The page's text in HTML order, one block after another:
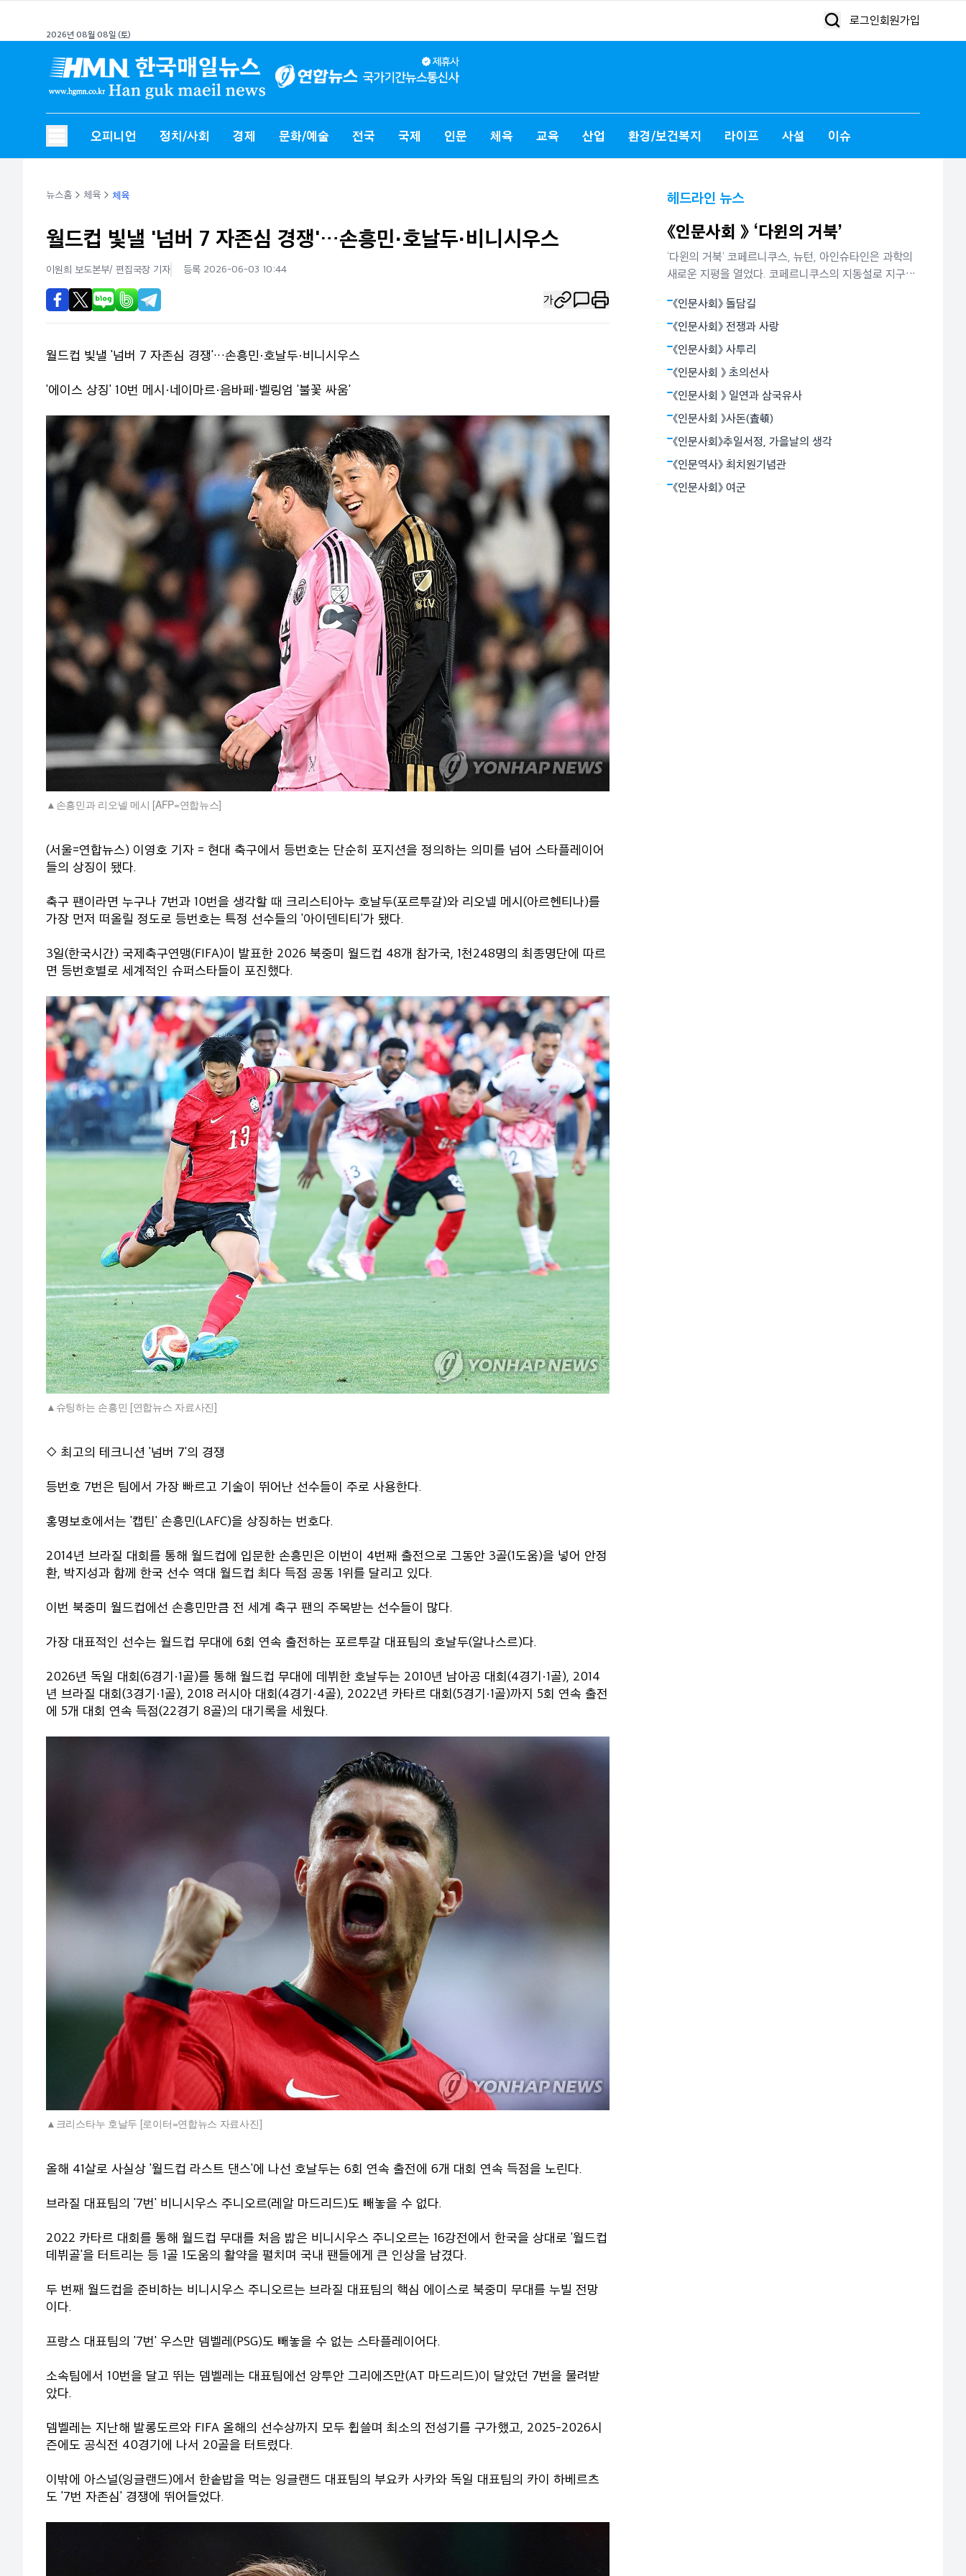
2026년 08월 08일 (토)
로그인회원가입
오피니언 정치/사회 경제 문화/예술 전국 국제 인문 체육 교육 산업 환경/보건복지 라이프 사설 이슈
뉴스홈 체육 체육
월드컵 빛낼 '넘버 7 자존심 경쟁'…손흥민·호날두·비니시우스
이원희 보도본부/ 편집국장 기자 등록 2026-06-03 10:44
가
월드컵 빛낼 '넘버 7 자존심 경쟁'…손흥민·호날두·비니시우스
'에이스 상징' 10번 메시·네이마르·음바페·벨링엄 '불꽃 싸움'
손흥민과 리오넬 메시 [AFP=연합뉴스]
(서울=연합뉴스) 이영호 기자 = 현대 축구에서 등번호는 단순히 포지션을 정의하는 의미를 넘어 스타플레이어
들의 상징이 됐다.
축구 팬이라면 누구나 7번과 10번을 생각할 때 크리스티아누 호날두(포르투갈)와 리오넬 메시(아르헨티나)를
가장 먼저 떠올릴 정도로 등번호는 특정 선수들의 '아이덴티티'가 됐다.
3일(한국시간) 국제축구연맹(FIFA)이 발표한 2026 북중미 월드컵 48개 참가국, 1천248명의 최종명단에 따르
면 등번호별로 세계적인 슈퍼스타들이 포진했다.
슈팅하는 손흥민 [연합뉴스 자료사진]
◇ 최고의 테크니션 '넘버 7'의 경쟁
등번호 7번은 팀에서 가장 빠르고 기술이 뛰어난 선수들이 주로 사용한다.
홍명보호에서는 '캡틴' 손흥민(LAFC)을 상징하는 번호다.
2014년 브라질 대회를 통해 월드컵에 입문한 손흥민은 이번이 4번째 출전으로 그동안 3골(1도움)을 넣어 안정
환, 박지성과 함께 한국 선수 역대 월드컵 최다 득점 공동 1위를 달리고 있다.
이번 북중미 월드컵에선 손흥민만큼 전 세계 축구 팬의 주목받는 선수들이 많다.
가장 대표적인 선수는 월드컵 무대에 6회 연속 출전하는 포르투갈 대표팀의 호날두(알나스르)다.
2026년 독일 대회(6경기·1골)를 통해 월드컵 무대에 데뷔한 호날두는 2010년 남아공 대회(4경기·1골), 2014
년 브라질 대회(3경기·1골), 2018 러시아 대회(4경기·4골), 2022년 카타르 대회(5경기·1골)까지 5회 연속 출전
에 5개 대회 연속 득점(22경기 8골)의 대기록을 세웠다.
크리스타누 호날두 [로이터=연합뉴스 자료사진]
올해 41살로 사실상 '월드컵 라스트 댄스'에 나선 호날두는 6회 연속 출전에 6개 대회 연속 득점을 노린다.
브라질 대표팀의 '7번' 비니시우스 주니오르(레알 마드리드)도 빼놓을 수 없다.
2022 카타르 대회를 통해 월드컵 무대를 처음 밟은 비니시우스 주니오르는 16강전에서 한국을 상대로 '월드컵
데뷔골'을 터트리는 등 1골 1도움의 활약을 펼치며 국내 팬들에게 큰 인상을 남겼다.
두 번째 월드컵을 준비하는 비니시우스 주니오르는 브라질 대표팀의 핵심 에이스로 북중미 무대를 누빌 전망
이다.
프랑스 대표팀의 '7번' 우스만 뎀벨레(PSG)도 빼놓을 수 없는 스타플레이어다.
소속팀에서 10번을 달고 뛰는 뎀벨레는 대표팀에선 앙투안 그리에즈만(AT 마드리드)이 달았던 7번을 물려받
았다.
뎀벨레는 지난해 발롱도르와 FIFA 올해의 선수상까지 모두 휩쓸며 최소의 전성기를 구가했고, 2025-2026시
즌에도 공식전 40경기에 나서 20골을 터트렸다.
이밖에 아스널(잉글랜드)에서 한솥밥을 먹는 잉글랜드 대표팀의 부요카 사카와 독일 대표팀의 카이 하베르츠
도 '7번 자존심' 경쟁에 뛰어들었다.
헤드라인 뉴스
《인문사회 》 ‘다윈의 거북’
‘다윈의 거북’ 코페르니쿠스, 뉴턴, 아인슈타인은 과학의
새로운 지평을 열었다. 코페르니쿠스의 지동설로 지구는
사과의 낙하가 모두 만유인력에 의해 빚어지는 현상임을
밝혔다. 뉴턴역학은 하늘과 지상을 함께 아울렀다. 아인
슈타인의 상대성원리는 시간과 공간의 상대성, 휘어진 공
《인문사회》 돌담길
《인문사회》 전쟁과 사랑
《인문사회》 사투리
《인문사회 》 초의선사
《인문사회 》 일연과 삼국유사
《인문사회 》사돈(査頓)
《인문사회》추일서정, 가을날의 생각
《인문역사》 최치원기념관
《인문사회》 여군